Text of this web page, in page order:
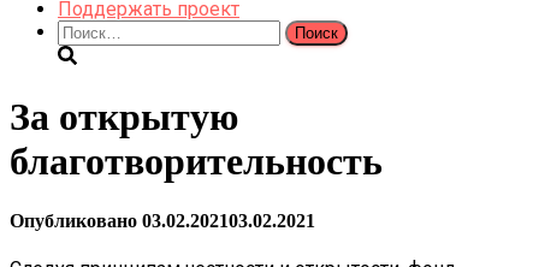
Поддержать проект
Найти:
За открытую
благотворительность
Опубликовано 03.02.202103.02.2021